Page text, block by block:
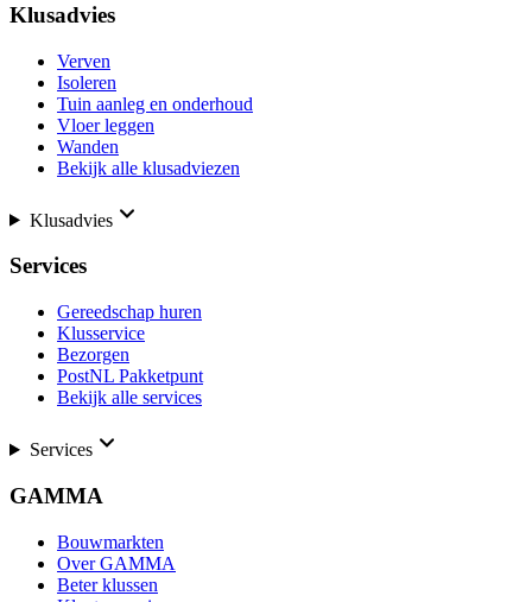
Klusadvies
Verven
Isoleren
Tuin aanleg en onderhoud
Vloer leggen
Wanden
Bekijk alle klusadviezen
Klusadvies
Services
Gereedschap huren
Klusservice
Bezorgen
PostNL Pakketpunt
Bekijk alle services
Services
GAMMA
Bouwmarkten
Over GAMMA
Beter klussen